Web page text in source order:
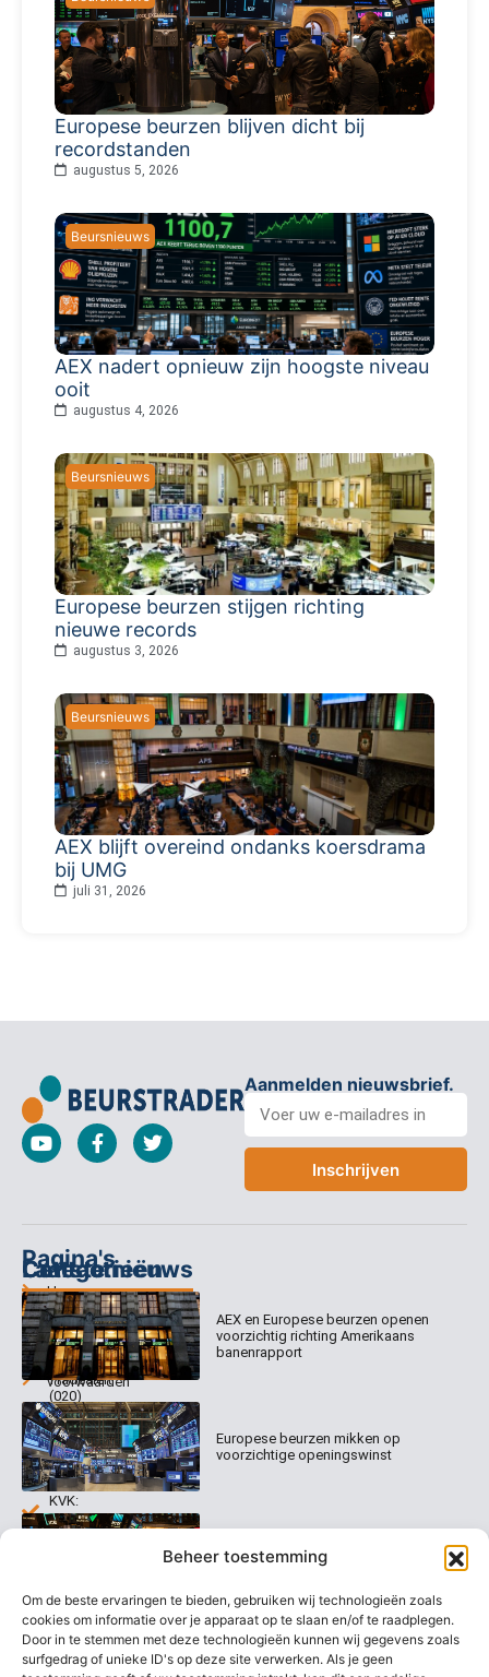
Beheer toestemming
Om de beste ervaringen te bieden, gebruiken wij technologieën zoals
cookies om informatie over je apparaat op te slaan en/of te raadplegen.
Door in te stemmen met deze technologieën kunnen wij gegevens zoals
surfgedrag of unieke ID's op deze site verwerken. Als je geen
Europese beurzen blijven dicht bij
recordstanden
augustus 5, 2026
Beursnieuws
AEX nadert opnieuw zijn hoogste niveau
ooit
augustus 4, 2026
Beursnieuws
Europese beurzen stijgen richting
nieuwe records
augustus 3, 2026
Beursnieuws
AEX blijft overeind ondanks koersdrama
bij UMG
juli 31, 2026
Aanmelden nieuwsbrief.
Inschrijven
Pagina's
Home
Abonnementen
Dagcommentaar
Tradealert
Organisatie
Contact
Categorieën
Columns
Dagcommentaar
Algemene
voorwaarden
Disclaimer
Welk
abonnement
kiezen
Contact
Keizersgracht
520
1017 EK
Amsterdam
(020)
231
0020
info@beurstrader.nl
KVK:
99197022
Laatste nieuws
AEX en Europese beurzen openen
voorzichtig richting Amerikaans
banenrapport
Europese beurzen mikken op
voorzichtige openingswinst
Europese beurzen blijven dicht bij
recordstanden
AEX nadert opnieuw zijn hoogste